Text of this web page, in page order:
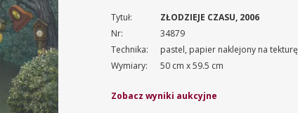
Tytuł:
ZŁODZIEJE CZASU, 2006
Nr:
34879
Technika:
pastel, papier naklejony na tekturę
Wymiary:
50 cm x 59.5 cm
Zobacz wyniki aukcyjne